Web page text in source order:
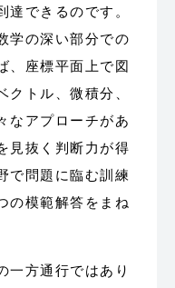
達できるのです。
学の深い部分での
、座標平面上で図
トル、微積分、
なアプローチがあ
見抜く判断力が得
で問題に臨む訓練
の模範解答をまね
一方通行ではあり